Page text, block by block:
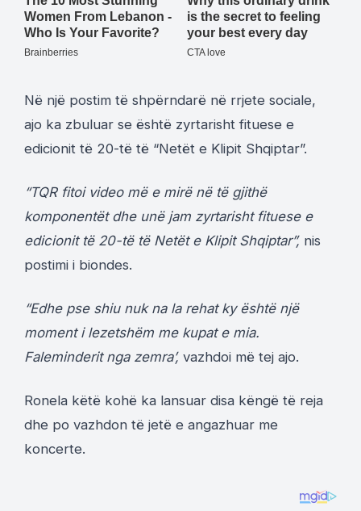
Në një postim të shpërndarë në rrjete sociale,
ajo ka zbuluar se është zyrtarisht fituese e
edicionit të 20-të të “Netët e Klipit Shqiptar”.
“TQR fitoi video më e mirë në të gjithë
komponentët dhe unë jam zyrtarisht fituese e
edicionit të 20-të të Netët e Klipit Shqiptar”, nis
postimi i biondes.
“Edhe pse shiu nuk na la rehat ky është një
moment i lezetshëm me kupat e mia.
Faleminderit nga zemra’, vazhdoi më tej ajo.
Ronela këtë kohë ka lansuar disa këngë të reja
dhe po vazhdon të jetë e angazhuar me
koncerte.